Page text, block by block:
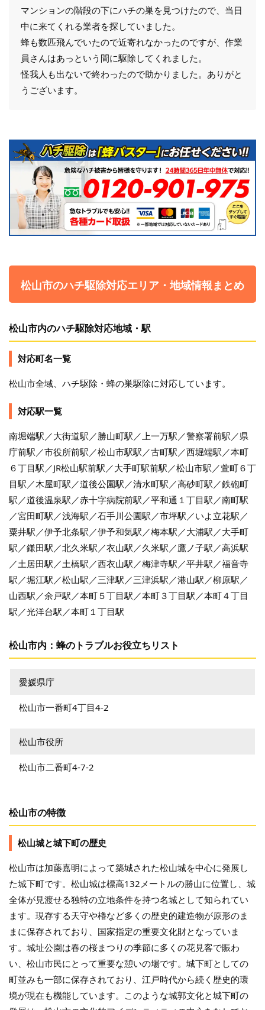
マンションの階段の下にハチの巣を見つけたので、当日
中に来てくれる業者を探していました。
蜂も数匹飛んでいたので近寄れなかったのですが、作業
員さんはあっという間に駆除してくれました。
怪我人も出ないで終わったので助かりました。ありがと
うございます。
松山市のハチ駆除対応エリア・地域情報まとめ
松山市内のハチ駆除対応地域・駅
対応町名一覧
松山市全域、ハチ駆除・蜂の巣駆除に対応しています。
対応駅一覧
南堀端駅／大街道駅／勝山町駅／上一万駅／警察署前駅／県
庁前駅／市役所前駅／松山市駅駅／古町駅／西堀端駅／本町
６丁目駅／JR松山駅前駅／大手町駅前駅／松山市駅／萱町６丁
目駅／木屋町駅／道後公園駅／清水町駅／高砂町駅／鉄砲町
駅／道後温泉駅／赤十字病院前駅／平和通１丁目駅／南町駅
／宮田町駅／浅海駅／石手川公園駅／市坪駅／いよ立花駅／
粟井駅／伊予北条駅／伊予和気駅／梅本駅／大浦駅／大手町
駅／鎌田駅／北久米駅／衣山駅／久米駅／鷹ノ子駅／高浜駅
／土居田駅／土橋駅／西衣山駅／梅津寺駅／平井駅／福音寺
駅／堀江駅／松山駅／三津駅／三津浜駅／港山駅／柳原駅／
山西駅／余戸駅／本町５丁目駅／本町３丁目駅／本町４丁目
駅／光洋台駅／本町１丁目駅
松山市内：蜂のトラブルお役立ちリスト
愛媛県庁
松山市一番町4丁目4-2
松山市役所
松山市二番町4-7-2
松山市の特徴
松山城と城下町の歴史
松山市は加藤嘉明によって築城された松山城を中心に発展し
た城下町です。松山城は標高132メートルの勝山に位置し、城
全体が見渡せる独特の立地条件を持つ名城として知られてい
ます。現存する天守や櫓など多くの歴史的建造物が原形のま
まに保存されており、国家指定の重要文化財となっていま
す。城址公園は春の桜まつりの季節に多くの花見客で賑わ
い、松山市民にとって重要な憩いの場です。城下町としての
町並みも一部に保存されており、江戸時代から続く歴史的環
境が現在も機能しています。このような城郭文化と城下町の